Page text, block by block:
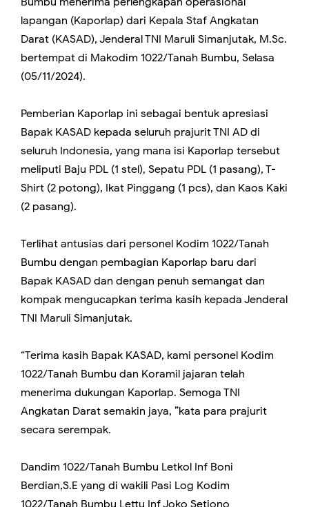
lapangan (Kaporlap) dari Kepala Staf Angkatan
Darat (KASAD), Jenderal TNI Maruli Simanjutak, M.Sc.
bertempat di Makodim 1022/Tanah Bumbu, Selasa
(05/11/2024).
Pemberian Kaporlap ini sebagai bentuk apresiasi
Bapak KASAD kepada seluruh prajurit TNI AD di
seluruh Indonesia, yang mana isi Kaporlap tersebut
meliputi Baju PDL (1 stel), Sepatu PDL (1 pasang), T-
Shirt (2 potong), Ikat Pinggang (1 pcs), dan Kaos Kaki
(2 pasang).
Terlihat antusias dari personel Kodim 1022/Tanah
Bumbu dengan pembagian Kaporlap baru dari
Bapak KASAD dan dengan penuh semangat dan
kompak mengucapkan terima kasih kepada Jenderal
TNI Maruli Simanjutak.
“Terima kasih Bapak KASAD, kami personel Kodim
1022/Tanah Bumbu dan Koramil jajaran telah
menerima dukungan Kaporlap. Semoga TNI
Angkatan Darat semakin jaya, ”kata para prajurit
secara serempak.
Dandim 1022/Tanah Bumbu Letkol Inf Boni
Berdian,S.E yang di wakili Pasi Log Kodim